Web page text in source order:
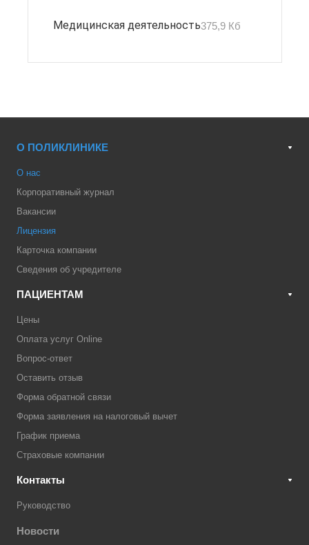
Медицинская деятельность375,9 Кб
О ПОЛИКЛИНИКЕ
О нас
Корпоративный журнал
Вакансии
Лицензия
Карточка компании
Сведения об учредителе
ПАЦИЕНТАМ
Цены
Оплата услуг Online
Вопрос-ответ
Оставить отзыв
Форма обратной связи
Форма заявления на налоговый вычет
График приема
Страховые компании
Контакты
Руководство
Новости